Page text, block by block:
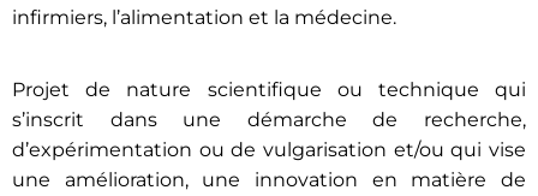
infirmiers, l’alimentation et la médecine.
Projet de nature scientifique ou technique qui
s’inscrit dans une démarche de recherche,
d’expérimentation ou de vulgarisation et/ou qui vise
une amélioration, une innovation en matière de